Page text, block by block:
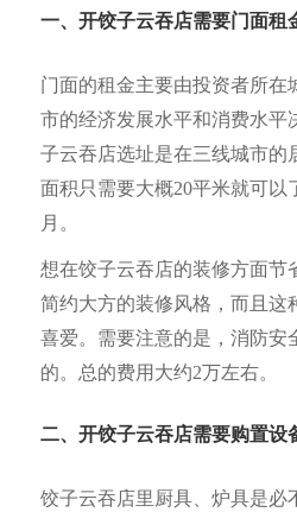
一、开饺子云吞店需要门面租
门面的租金主要由投资者所在
市的经济发展水平和消费水平
子云吞店选址是在三线城市的
面积只需要大概20平米就可以
月。
想在饺子云吞店的装修方面节
简约大方的装修风格，而且这
喜爱。需要注意的是，消防安
的。总的费用大约2万左右。
二、开饺子云吞店需要购置设
饺子云吞店里厨具、炉具是必